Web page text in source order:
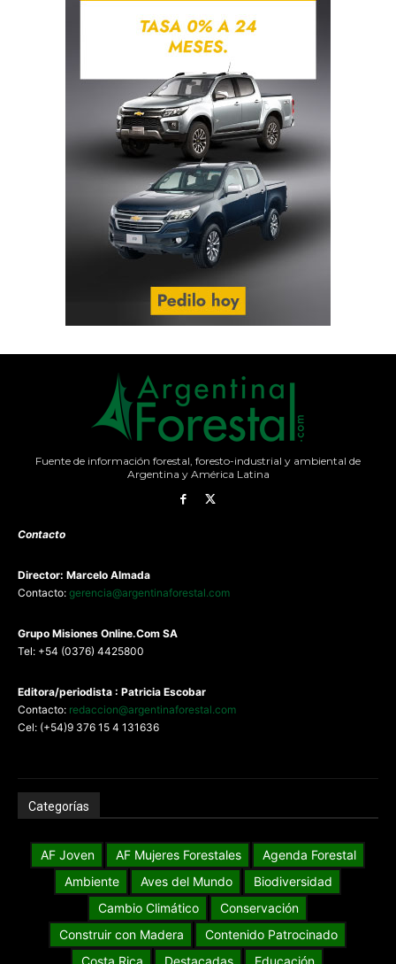
Fuente de información forestal, foresto-industrial y ambiental de
Argentina y América Latina
Contacto
Director: Marcelo Almada
Contacto: gerencia@argentinaforestal.com
Grupo Misiones Online.Com SA
Tel: +54 (0376) 4425800
Editora/periodista : Patricia Escobar
Contacto: redaccion@argentinaforestal.com
Cel: (+54)9 376 15 4 131636
Categorías
AF Joven AF Mujeres Forestales
Agenda Forestal
Ambiente
Aves del Mundo
Biodiversidad
Cambio Climático
Conservación
Construir con Madera
Contenido Patrocinado